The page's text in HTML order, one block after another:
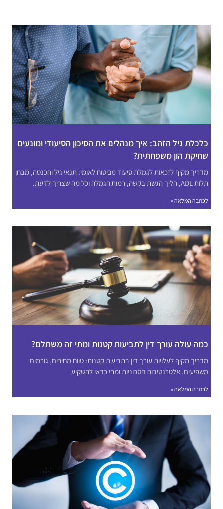
כלכלת גיל הזהב: איך מנהלים את הסיכון הסיעודי ומונעים
שחיקת הון משפחתית?
מדריך מקיף לזכאות לגמלת סיעוד מביטוח לאומי: תנאי גיל והכנסה, מבחן
תלות ADL, הליך הגשת בקשה, רמות הגמלה וכל מה שצריך לדעת.
לכתבה המלאה »
כמה עולה עורך דין לתביעות קטנות ומתי זה משתלם?
מדריך מקיף לעלויות עורך דין בתביעות קטנות: טווח מחירים, גורמים
משפיעים, אלטרנטיבות חסכוניות ומתי כדאי להשקיע.
לכתבה המלאה »